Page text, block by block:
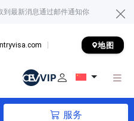
到最新消息通过邮件通知你
地图
服务